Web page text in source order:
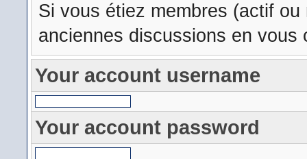
Si vous étiez membres (actif
anciennes discussions en
Your account username
Your account password